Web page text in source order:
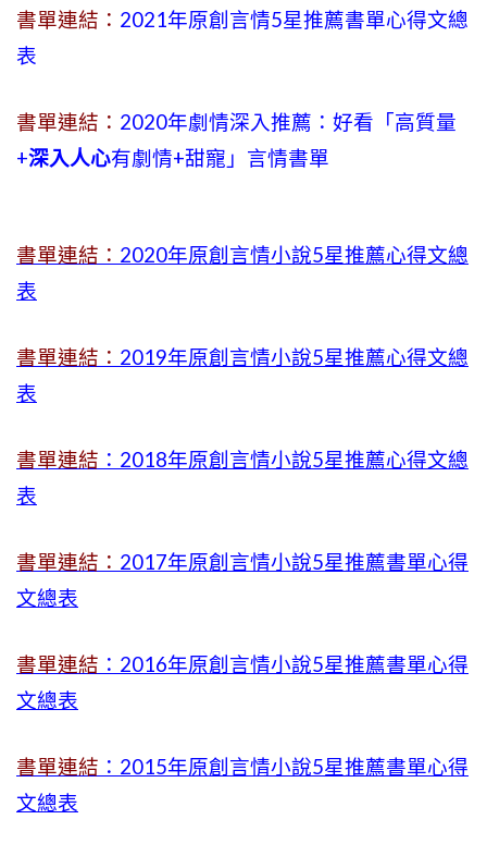
書單連結： 2021年原創言情5星推薦書單心得文總
表
書單連結： 2020年劇情深入推薦：好看「高質量
+深入人心有劇情+甜寵」言情書單
書單連結： 2020年原創言情小說5星推薦心得文總
表
書單連結： 2019年原創言情小說5星推薦心得文總
表
書單連結 ：2018年原創言情小說5星推薦心得文總
表
書單連結： 2017年原創言情小說5星推薦書單心得
文總表
書單連結 ：2016年原創言情小說5星推薦書單心得
文總表
書單連結 ：2015年原創言情小說5星推薦書單心得
文總表